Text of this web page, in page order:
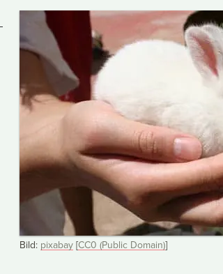
Bild: pixabay [CC0 (Public Domain)]